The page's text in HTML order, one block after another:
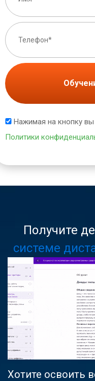
Нажимая на кнопку вы
Политики
Получите
системе
Хотите освоить